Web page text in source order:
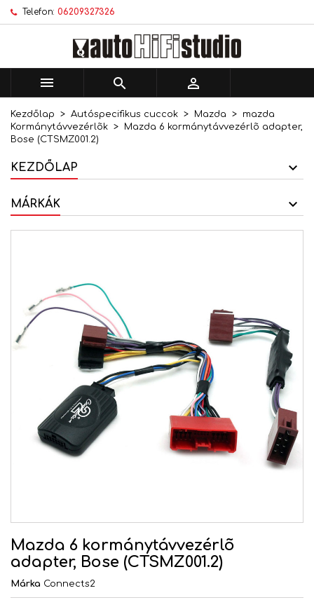
Telefon: 06209327326
  
Kezdőlap Autóspecifikus cuccok Mazda
mazda
Kormánytávvezérlõk
Mazda 6 kormánytávvezérlõ adapter,
Bose (CTSMZ001.2)
KEZDŐLAP
MÁRKÁK
Mazda 6 kormánytávvezérlõ
adapter, Bose (CTSMZ001.2)
Márka Connects2
Kívánságlistáim ×
Új lista létrehozása
Kívánságlista létrehozása ×
Kívánságlista neve
Mégsem
Bejelentkezés ×
történő mentéséhez.
Mégsem Bejelentkezés